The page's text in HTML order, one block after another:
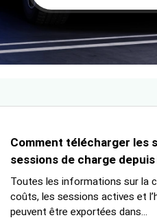
Comment télécharger les
sessions de charge
Toutes les informations sur la
coûts, les sessions actives et
peuvent être exportées dans...